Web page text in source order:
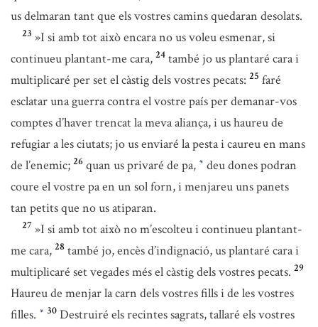
us delmaran tant que els vostres camins quedaran desolats.
23 »I si amb tot això encara no us voleu esmenar, si
continueu plantant-me cara, 24 també jo us plantaré cara i
multiplicaré per set el càstig dels vostres pecats: 25 faré
esclatar una guerra contra el vostre país per demanar-vos
comptes d’haver trencat la meva aliança, i us haureu de
refugiar a les ciutats; jo us enviaré la pesta i caureu en mans
de l’enemic; 26 quan us privaré de pa, * deu dones podran
coure el vostre pa en un sol forn, i menjareu uns panets
tan petits que no us atiparan.
27 »I si amb tot això no m’escolteu i continueu plantant-
me cara, 28 també jo, encès d’indignació, us plantaré cara i
multiplicaré set vegades més el càstig dels vostres pecats. 29
Haureu de menjar la carn dels vostres fills i de les vostres
filles. * 30 Destruiré els recintes sagrats, tallaré els vostres